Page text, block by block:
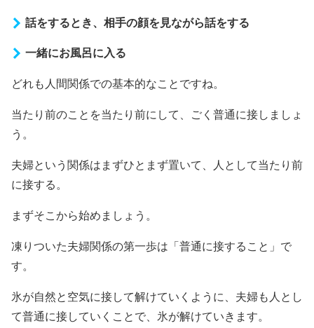
話をするとき、相手の顔を見ながら話をする
一緒にお風呂に入る
どれも人間関係での基本的なことですね。
当たり前のことを当たり前にして、ごく普通に接しましょ
う。
夫婦という関係はまずひとまず置いて、人として当たり前
に接する。
まずそこから始めましょう。
凍りついた夫婦関係の第一歩は「普通に接すること」で
す。
氷が自然と空気に接して解けていくように、夫婦も人とし
て普通に接していくことで、氷が解けていきます。